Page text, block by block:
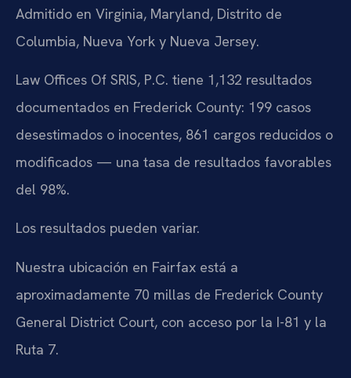
Admitido en Virginia, Maryland, Distrito de
Columbia, Nueva York y Nueva Jersey.
Law Offices Of SRIS, P.C. tiene 1,132 resultados
documentados en Frederick County: 199 casos
desestimados o inocentes, 861 cargos reducidos o
modificados — una tasa de resultados favorables
del 98%.
Los resultados pueden variar.
Nuestra ubicación en Fairfax está a
aproximadamente 70 millas de Frederick County
General District Court, con acceso por la I-81 y la
Ruta 7.